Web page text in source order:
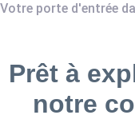
Votre porte d'entrée
Prêt à
notre